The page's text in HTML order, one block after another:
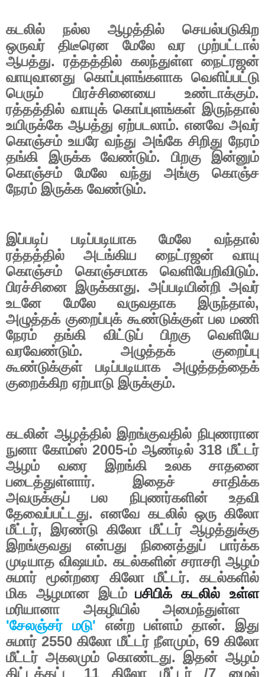
கடலில் நல்ல ஆழத்தில் செயல்படுகிற
ஒருவர் திடீரென மேலே வர முற்பட்டால்
ஆபத்து. ரத்தத்தில் கலந்துள்ள நைட்ரஜன்
வாயுவானது கொப்புளங்களாக வெளிப்பட்டு
பெரும் பிரச்சினையை உண்டாக்கும்.
ரத்தத்தில் வாயுக் கொப்புளங்கள் இருந்தால்
உயிருக்கே ஆபத்து ஏற்படலாம். எனவே அவர்
கொஞ்சம் உயரே வந்து அங்கே சிறிது நேரம்
தங்கி இருக்க வேண்டும். பிறகு இன்னும்
கொஞ்சம் மேலே வந்து அங்கு கொஞ்ச
நேரம் இருக்க வேண்டும்.
இப்படிப் படிப்படியாக மேலே வந்தால்
ரத்தத்தில் அடங்கிய நைட்ரஜன் வாயு
கொஞ்சம் கொஞ்சமாக வெளியேறிவிடும்.
பிரச்சினை இருக்காது. அப்படியின்றி அவர்
உடனே மேலே வருவதாக இருந்தால்,
அழுத்தக் குறைப்புக் கூண்டுக்குள் பல மணி
நேரம் தங்கி விட்டுப் பிறகு வெளியே
வரவேண்டும். அழுத்தக் குறைப்பு
கூண்டுக்குள் படிப்படியாக அழுத்தத்தைக்
குறைக்கிற ஏற்பாடு இருக்கும்.
கடலின் ஆழத்தில் இறங்குவதில் நிபுணரான
நுனா கோம்ஸ் 2005-ம் ஆண்டில் 318 மீட்டர்
ஆழம் வரை இறங்கி உலக சாதனை
படைத்துள்ளார். இதைச் சாதிக்க
அவருக்குப் பல நிபுணர்களின் உதவி
தேவைப்பட்டது. எனவே கடலில் ஒரு கிலோ
மீட்டர்,இரண்டு கிலோ மீட்டர் ஆழத்துக்கு
இறங்குவது என்பது நினைத்துப் பார்க்க
முடியாத விஷயம். கடல்களின் சராசரி ஆழம்
சுமார் மூன்றரை கிலோ மீட்டர். கடல்களில்
மிக ஆழமான இடம் பசிபிக் கடலில் உள்ள
மரியானா அகழியில் அமைந்துள்ள
'சேலஞ்சர் மடு' என்ற பள்ளம் தான்.இது
சுமார்2550கிலோ மீட்டர் நீளமும், 69கிலோ
மீட்டர் அகலமும் கொண்டது. இதன் ஆழம்
கிட்டத்தட்ட 11 கிலோ மீட்டர்/7மைல்